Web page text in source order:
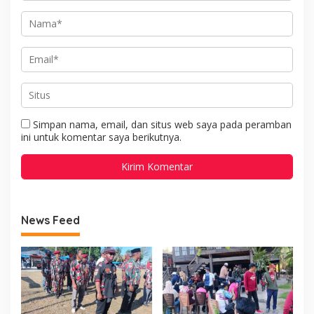
Simpan nama, email, dan situs web saya pada peramban
ini untuk komentar saya berikutnya.
News Feed